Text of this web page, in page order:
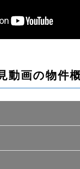
動画の物件